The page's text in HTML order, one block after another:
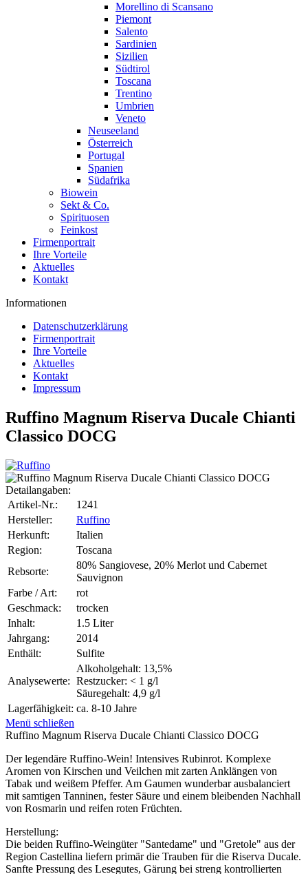
Morellino di Scansano
Piemont
Salento
Sardinien
Sizilien
Südtirol
Toscana
Trentino
Umbrien
Veneto
Neuseeland
Österreich
Portugal
Spanien
Südafrika
Biowein
Sekt & Co.
Spirituosen
Feinkost
Firmenportrait
Ihre Vorteile
Aktuelles
Kontakt
Informationen
Datenschutzerklärung
Firmenportrait
Ihre Vorteile
Aktuelles
Kontakt
Impressum
Ruffino Magnum Riserva Ducale Chianti
Classico DOCG
Detailangaben:
Artikel-Nr.:
1241
Hersteller:
Ruffino
Herkunft:
Italien
Region:
Toscana
Rebsorte:
80% Sangiovese, 20% Merlot und Cabernet
Sauvignon
Farbe / Art:
rot
Geschmack:
trocken
Inhalt:
1.5 Liter
Jahrgang:
2014
Enthält:
Sulfite
Analysewerte:
Alkoholgehalt: 13,5%
Restzucker: < 1 g/l
Säuregehalt: 4,9 g/l
Lagerfähigkeit: ca. 8-10 Jahre
Menü schließen
Ruffino Magnum Riserva Ducale Chianti Classico DOCG
Der legendäre Ruffino-Wein! Intensives Rubinrot. Komplexe
Aromen von Kirschen und Veilchen mit zarten Anklängen von
Tabak und weißem Pfeffer. Am Gaumen wunderbar ausbalanciert
mit samtigen Tanninen, fester Säure und einem bleibenden Nachhall
von Rosmarin und reifen roten Früchten.
Herstellung:
Die beiden Ruffino-Weingüter "Santedame" und "Gretole" aus der
Region Castellina liefern primär die Trauben für die Riserva Ducale.
Sanfte Pressung des Lesegutes, Gärung bei streng kontrollierten